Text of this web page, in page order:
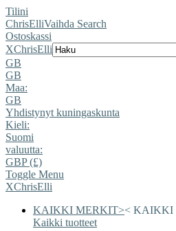
Tilini
ChrisElliVaihda Search
Ostoskassi
XChrisElli
GB
GB
Maa:
GB
Yhdistynyt kuningaskunta
Kieli:
Suomi
valuutta:
GBP (£)
Toggle Menu
XChrisElli
KAIKKI MERKIT>< KAIKKI
Kaikki tuotteet